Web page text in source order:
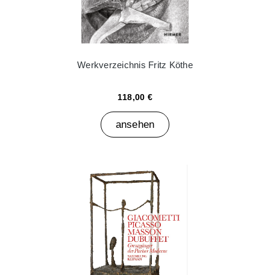
Werkverzeichnis Fritz Köthe
118,00 €
ansehen